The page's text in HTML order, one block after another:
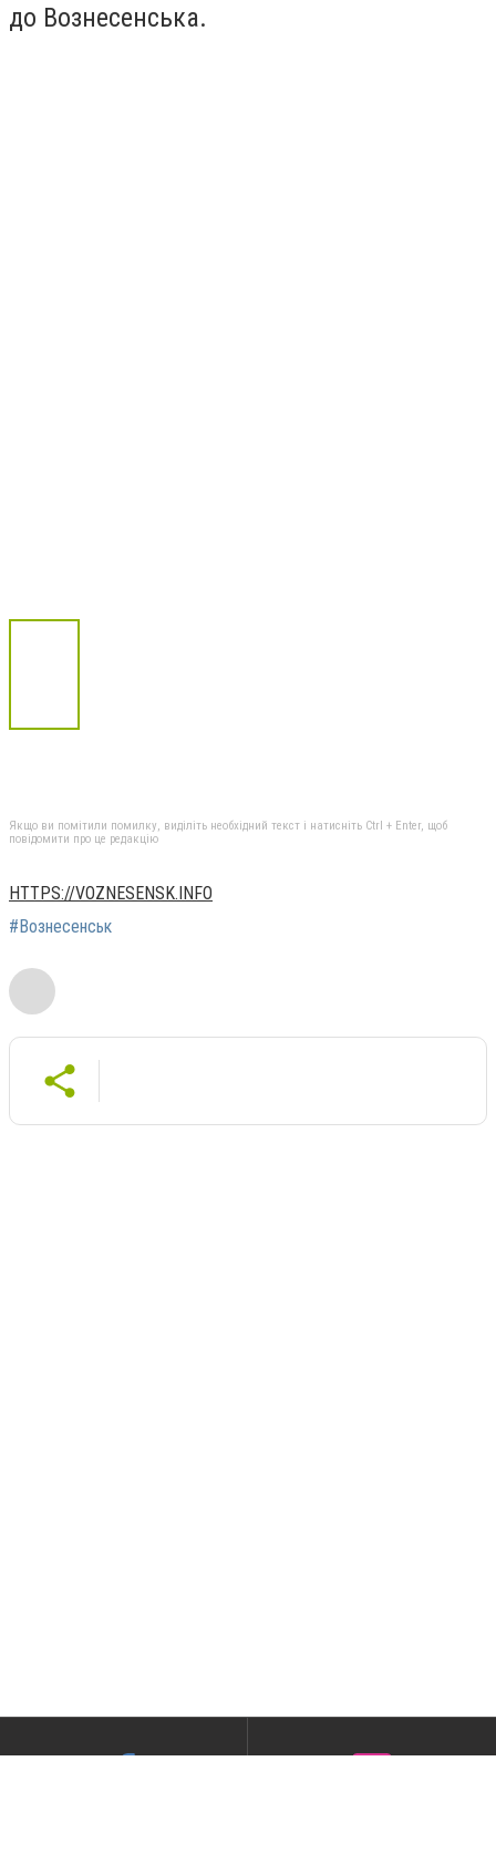
до Вознесенська.
Якщо ви помітили помилку, виділіть необхідний текст і натисніть Ctrl + Enter, щоб
повідомити про це редакцію
HTTPS://VOZNESENSK.INFO
#Вознесенськ